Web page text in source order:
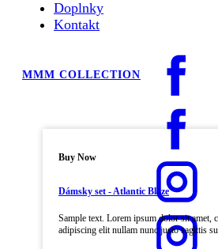
Doplnky
Kontakt
MMM COLLECTION
Buy Now
Dámsky set - Atlantic Blaze
Sample text. Lorem ipsum dolor sit amet,
adipiscing elit nullam nunc justo sagittis